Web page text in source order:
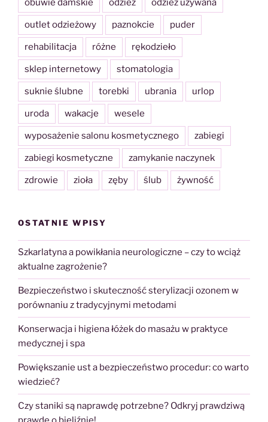
obuwie damskie odzież odzież używana
outlet odzieżowy paznokcie puder
rehabilitacja różne rękodzieło
sklep internetowy stomatologia
suknie ślubne torebki ubrania urlop
uroda wakacje wesele
wyposażenie salonu kosmetycznego zabiegi
zabiegi kosmetyczne zamykanie naczynek
zdrowie zioła zęby ślub żywność
OSTATNIE WPISY
Szkarlatyna a powikłania neurologiczne – czy to wciąż
aktualne zagrożenie?
Bezpieczeństwo i skuteczność sterylizacji ozonem w
porównaniu z tradycyjnymi metodami
Konserwacja i higiena łóżek do masażu w praktyce
medycznej i spa
Powiększanie ust a bezpieczeństwo procedur: co warto
wiedzieć?
Czy staniki są naprawdę potrzebne? Odkryj prawdziwą